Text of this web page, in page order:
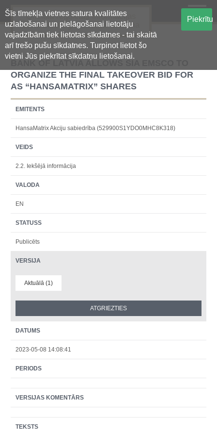
Šīs tīmekļa vietnes satura kvalitātes
uzlabošanai un pielāgošanai lietotāju
vajadzībām tiek lietotas sīkdatnes - tai skaitā
arī trešo pušu sīkdatnes. Turpinot lietot šo
vietni Jūs piekrītat sīkdatņu lietošanai.
Piekrītu
Oficiālā regulētās informācijas
centralizētā glabāšanas sistēma
BANK OF LATVIA ALLOWS SIA EMSCO TO
ORGANIZE THE FINAL TAKEOVER BID FOR
AS “HANSAMATRIX” SHARES
EMITENTS
HansaMatrix Akciju sabiedrība (529900S1YDO0MHC8K318)
VEIDS
2.2. Iekšējā informācija
VALODA
EN
STATUSS
Publicēts
VERSIJA
Aktuālā (1)
DATUMS
2023-05-08 14:08:41
PERIODS
VERSIJAS KOMENTĀRS
TEKSTS